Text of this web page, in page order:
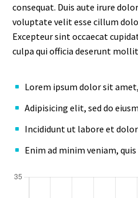
consequat. Duis aute irure
voluptate velit esse cillum
Excepteur sint occaecat
culpa qui officia deserunt
Lorem ipsum dolor sit
Adipisicing elit, sed do
Incididunt ut labore et
Enim ad minim veniam,